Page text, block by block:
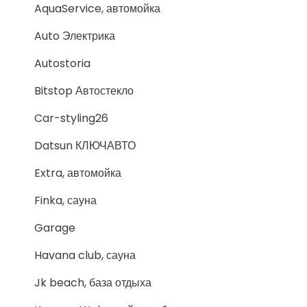
AquaService, автомойка
Auto Электрика
Autostoria
Bitstop Автостекло
Car-styling26
Datsun КЛЮЧАВТО
Extra, автомойка
Finka, сауна
Garage
Havana club, сауна
Jk beach, база отдыха